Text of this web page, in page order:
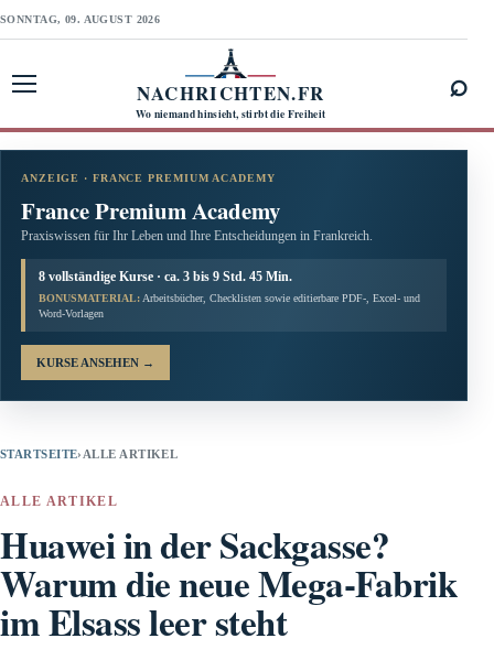
SONNTAG, 09. AUGUST 2026
NACHRICHTEN.FR
Wo niemand hinsieht, stirbt die Freiheit
⌕
ANZEIGE · FRANCE PREMIUM ACADEMY
France Premium Academy
Praxiswissen für Ihr Leben und Ihre Entscheidungen in Frankreich.
8 vollständige Kurse · ca. 3 bis 9 Std. 45 Min.
BONUSMATERIAL: Arbeitsbücher, Checklisten sowie editierbare PDF-, Excel- und
Word-Vorlagen
KURSE ANSEHEN →
STARTSEITE› ALLE ARTIKEL
ALLE ARTIKEL
Huawei in der Sackgasse?
Warum die neue Mega-Fabrik
im Elsass leer steht